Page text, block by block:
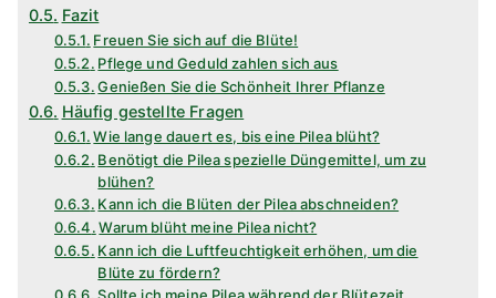
Fazit
Freuen Sie sich auf die Blüte!
Pflege und Geduld zahlen sich aus
Genießen Sie die Schönheit Ihrer Pflanze
Häufig gestellte Fragen
Wie lange dauert es, bis eine Pilea blüht?
Benötigt die Pilea spezielle Düngemittel, um zu
blühen?
Kann ich die Blüten der Pilea abschneiden?
Warum blüht meine Pilea nicht?
Kann ich die Luftfeuchtigkeit erhöhen, um die
Blüte zu fördern?
Sollte ich meine Pilea während der Blütezeit